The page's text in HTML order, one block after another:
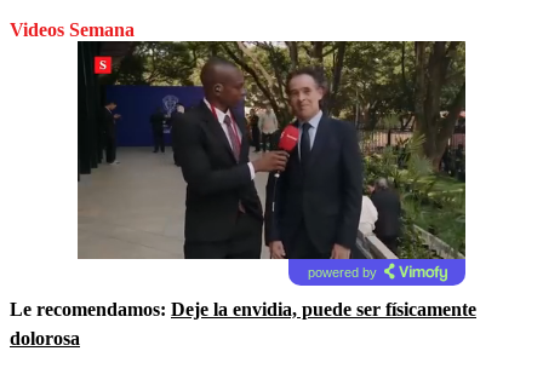
Videos Semana
powered by
Le recomendamos: Deje la envidia, puede ser físicamente
dolorosa